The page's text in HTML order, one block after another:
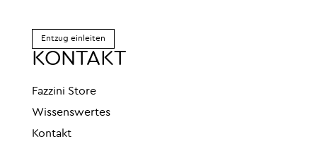
Entzug einleiten
KONTAKT
Fazzini Store
Wissenswertes
Kontakt